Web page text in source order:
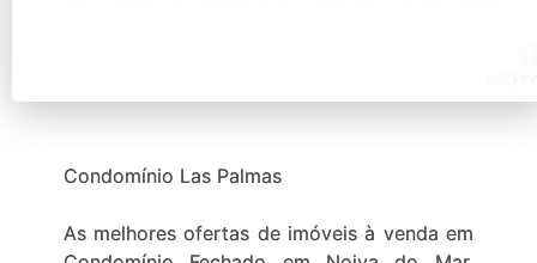
Condomínio Las Palmas
As melhores ofertas de imóveis à venda em